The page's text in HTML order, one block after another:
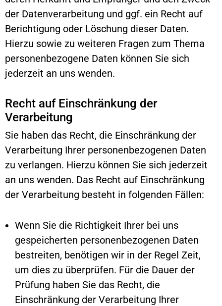
der Datenverarbeitung und ggf. ein Recht auf
Berichtigung oder Löschung dieser Daten.
Hierzu sowie zu weiteren Fragen zum Thema
personenbezogene Daten können Sie sich
jederzeit an uns wenden.
Recht auf Einschränkung der
Verarbeitung
Sie haben das Recht, die Einschränkung der
Verarbeitung Ihrer personenbezogenen Daten
zu verlangen. Hierzu können Sie sich jederzeit
an uns wenden. Das Recht auf Einschränkung
der Verarbeitung besteht in folgenden Fällen:
Wenn Sie die Richtigkeit Ihrer bei uns
gespeicherten personenbezogenen Daten
bestreiten, benötigen wir in der Regel Zeit,
um dies zu überprüfen. Für die Dauer der
Prüfung haben Sie das Recht, die
Einschränkung der Verarbeitung Ihrer